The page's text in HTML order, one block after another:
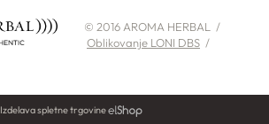
© 2016 AROMA HERBAL /
Oblikovanje LONI DBS /
Izdelava spletne trgovine